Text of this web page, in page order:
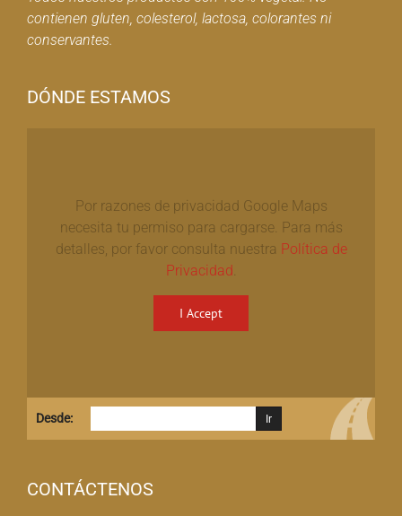
contienen gluten, colesterol, lactosa, colorantes ni
conservantes.
DÓNDE ESTAMOS
Por razones de privacidad Google Maps
necesita tu permiso para cargarse. Para más
detalles, por favor consulta nuestra Política de
Privacidad
I Accept
Desde:
CONTÁCTENOS